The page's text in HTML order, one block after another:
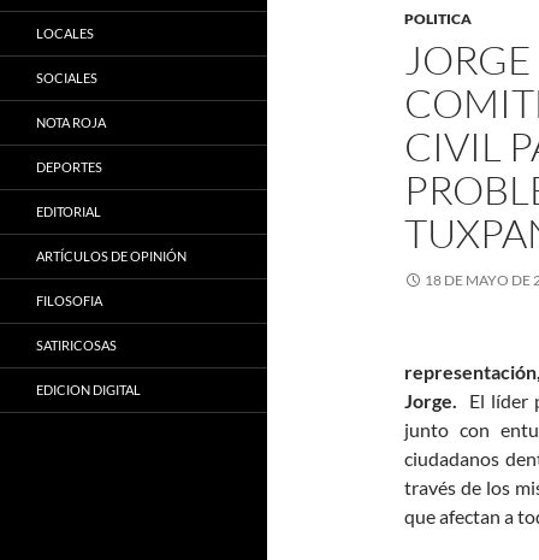
POLITICA
CIVIL
18 DE MAYO DE
Jorge.
El líder
junto con
ciudadanos
través de los
que afectan a
LOCALES
SOCIALES
NOTA ROJA
DEPORTES
EDITORIAL
ARTÍCULOS DE OPINIÓN
FILOSOFIA
SATIRICOSAS
EDICION DIGITAL